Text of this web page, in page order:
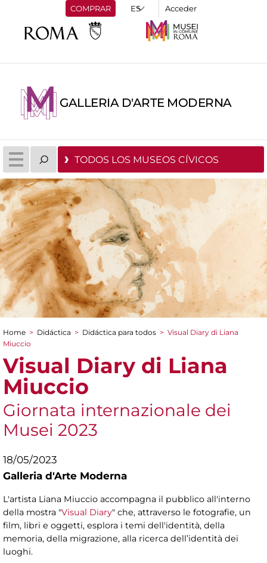
COMPRAR Acceder
GALLERIA D'ARTE MODERNA
TODOS LOS MUSEOS CÍVICOS
You are here
Home > Didáctica > Didáctica para todos > Visual Diary di Liana
Miuccio
Visual Diary di Liana
Miuccio
Giornata internazionale dei
Musei 2023
18/05/2023
Galleria d'Arte Moderna
L'artista Liana Miuccio accompagna il pubblico all'interno
della mostra "Visual Diary" che, attraverso le fotografie, un
film, libri e oggetti, esplora i temi dell'identità, della
memoria, della migrazione, alla ricerca dell’identità dei
luoghi.